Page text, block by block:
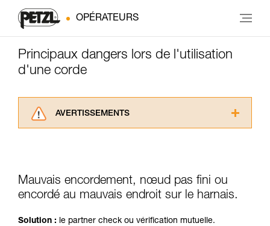
OPÉRATEURS
Principaux dangers lors de l'utilisation
d'une corde
AVERTISSEMENTS
pouvoir comprendre ce complément
d’informations.
formation et un entraînement spécifique. Validez
Mauvais encordement, nœud pas fini ou
encordé au mauvais endroit sur le harnais.
Solution : le partner check ou vérification mutuelle.